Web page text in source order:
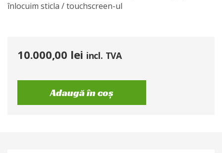
înlocuim sticla / touchscreen-ul
10.000,00 lei incl. TVA
Adaugă în coș